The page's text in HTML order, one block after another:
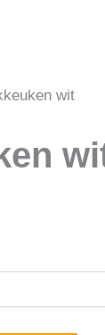
wit